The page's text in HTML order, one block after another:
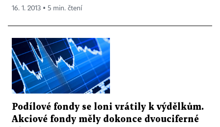
16. 1. 2013 ▪ 5 min. čtení
Podílové fondy se loni vrátily k výdělkům.
Akciové fondy měly dokonce dvouciferné